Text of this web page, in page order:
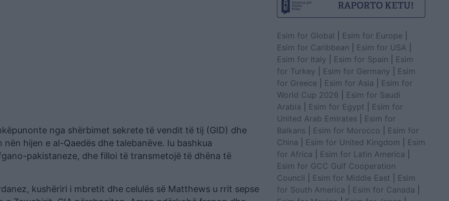
nga shërbimet sekrete të vendit të tij (GID) dhe
hijen e al-Qaedës dhe talebanëve. Iu bashkua
pakistaneze, dhe filloi të transmetojë të dhëna të
kushëriri i mbretit dhe celulës së Matthews u rrit sepse
Esim for Global Esim for Europe
Esim for Caribbean
Esim for USA
Esim for Italy
Esim for Spain
Esim
for Turkey
Esim for Germany
Esim
for Greece
Esim for Asia
Esim for
World Cup 2026
Esim for Saudi
Arabia
Esim for Egypt
Esim for
United Arab Emirates
Esim for
Balkans
Esim for Morocco
Esim for
China
Esim for United Kingdom
Esim
for Africa
Esim for Latin America
Esim for GCC Gulf Cooperation
Council
Esim for Middle East
Esim
for South America
Esim for Canada